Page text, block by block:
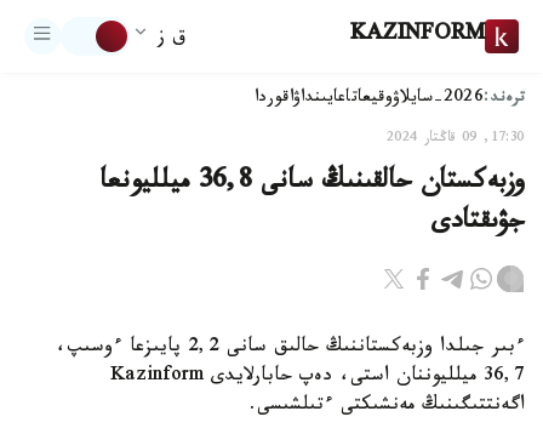
KAZINFORM ق ز
ترەند:2026-سايلاۋ وقيعاتاعايىنداۋاقوردا
17:30, 09 قاڭتار 2024
وزبەكستان حالقىنىڭ سانى 36,8 ميلليونعا
جۋىقتادى
ءبىر جىلدا وزبەكستاننىڭ حالىق سانى 2,2 پايىزعا ءوسىپ،
36,7 ميلليوننان استى، دەپ حابارلايدى Kazinform
اگەنتتىگىنىڭ مەنشىكتى ءتىلشىسى.